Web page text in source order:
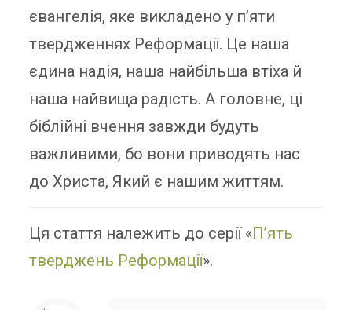
євангелія, яке викладено у п’яти
твердженнях Реформації. Це наша
єдина надія, наша найбільша втіха й
наша найвища радість. А головне, ці
біблійні вчення завжди будуть
важливими, бо вони приводять нас
до Христа, Який є нашим життям.
Ця стаття належить до серії «Пʼять
тверджень Реформації».